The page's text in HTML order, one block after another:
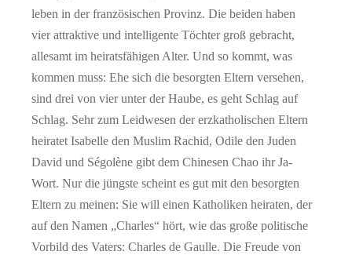
leben in der französischen Provinz. Die beiden haben
vier attraktive und intelligente Töchter groß gebracht,
allesamt im heiratsfähigen Alter. Und so kommt, was
kommen muss: Ehe sich die besorgten Eltern versehen,
sind drei von vier unter der Haube, es geht Schlag auf
Schlag. Sehr zum Leidwesen der erzkatholischen Eltern
heiratet Isabelle den Muslim Rachid, Odile den Juden
David und Ségolène gibt dem Chinesen Chao ihr Ja-
Wort. Nur die jüngste scheint es gut mit den besorgten
Eltern zu meinen: Sie will einen Katholiken heiraten, der
auf den Namen „Charles“ hört, wie das große politische
Vorbild des Vaters: Charles de Gaulle. Die Freude von